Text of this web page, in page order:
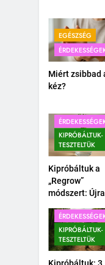
EGÉSZSÉG
Miért zsibbad
kéz?
KIPRÓBÁLTUK-
TESZTELTÜK
Kipróbáltuk a
„Regrow”
módszert:
póréhagyma
pohár vízben?
KIPRÓBÁLTUK-
TESZTELTÜK